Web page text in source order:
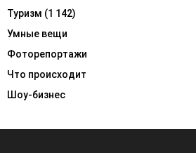
Туризм (1 142)
Умные вещи
Фоторепортажи
Что происходит
Шоу-бизнес